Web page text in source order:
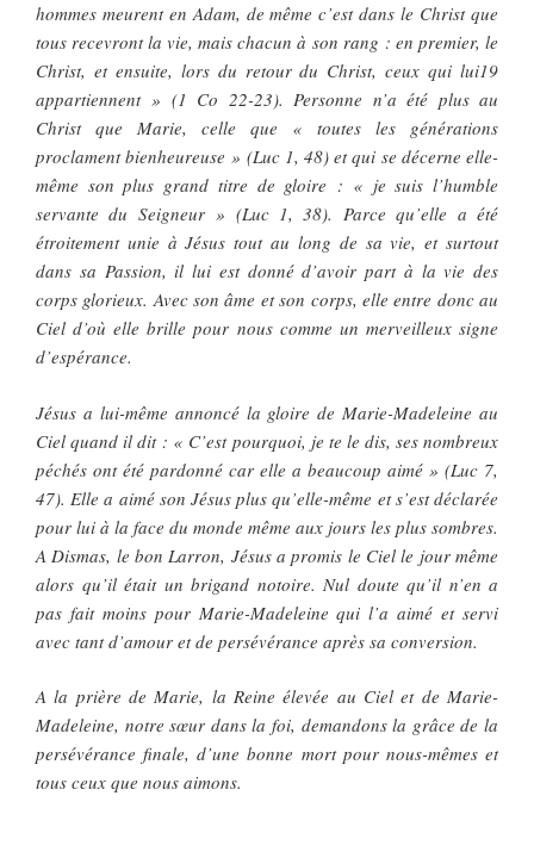
hommes meurent en Adam, de même c’est dans le Christ que
tous recevront la vie, mais chacun à son rang : en premier, le
Christ, et ensuite, lors du retour du Christ, ceux qui lui19
appartiennent » (1 Co 22-23). Personne n’a été plus au
Christ que Marie, celle que « toutes les générations
proclament bienheureuse » (Luc 1, 48) et qui se décerne elle-
même son plus grand titre de gloire : « je suis l’humble
servante du Seigneur » (Luc 1, 38). Parce qu’elle a été
étroitement unie à Jésus tout au long de sa vie, et surtout
dans sa Passion, il lui est donné d’avoir part à la vie des
corps glorieux. Avec son âme et son corps, elle entre donc au
Ciel d’où elle brille pour nous comme un merveilleux signe
d’espérance.
Jésus a lui-même annoncé la gloire de Marie-Madeleine au
Ciel quand il dit : « C’est pourquoi, je te le dis, ses nombreux
péchés ont été pardonné car elle a beaucoup aimé » (Luc 7,
47). Elle a aimé son Jésus plus qu’elle-même et s’est déclarée
pour lui à la face du monde même aux jours les plus sombres.
A Dismas, le bon Larron, Jésus a promis le Ciel le jour même
alors qu’il était un brigand notoire. Nul doute qu’il n’en a
pas fait moins pour Marie-Madeleine qui l’a aimé et servi
avec tant d’amour et de persévérance après sa conversion.
A la prière de Marie, la Reine élevée au Ciel et de Marie-
Madeleine, notre sœur dans la foi, demandons la grâce de la
persévérance finale, d’une bonne mort pour nous-mêmes et
tous ceux que nous aimons.